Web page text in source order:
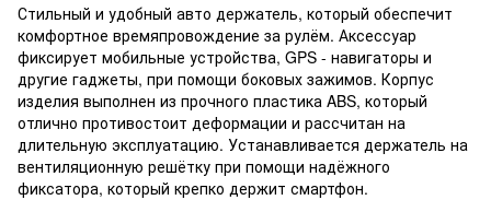
Стильный и удобный авто держатель, который обеспечит
комфортное времяпровождение за рулём. Аксессуар
фиксирует мобильные устройства, GPS - навигаторы и
другие гаджеты, при помощи боковых зажимов. Корпус
изделия выполнен из прочного пластика ABS, который
отлично противостоит деформации и рассчитан на
длительную эксплуатацию. Устанавливается держатель на
вентиляционную решётку при помощи надёжного
фиксатора, который крепко держит смартфон.